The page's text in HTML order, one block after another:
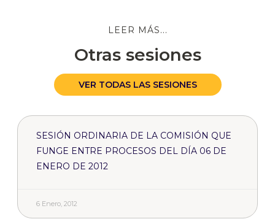
LEER MÁS...
Otras sesiones
VER TODAS LAS SESIONES
SESIÓN ORDINARIA DE LA COMISIÓN QUE
FUNGE ENTRE PROCESOS DEL DÍA 06 DE
ENERO DE 2012
6 Enero, 2012